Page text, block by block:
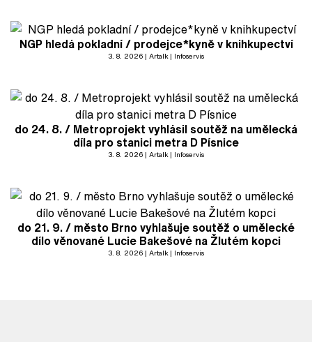
NGP hledá pokladní / prodejce*kyně v knihkupectví
3. 8. 2026 Artalk Infoservis
do 24. 8. / Metroprojekt vyhlásil soutěž na umělecká
díla pro stanici metra D Písnice
3. 8. 2026 Artalk Infoservis
do 21. 9. / město Brno vyhlašuje soutěž o umělecké
dílo věnované Lucie Bakešové na Žlutém kopci
3. 8. 2026 Artalk Infoservis